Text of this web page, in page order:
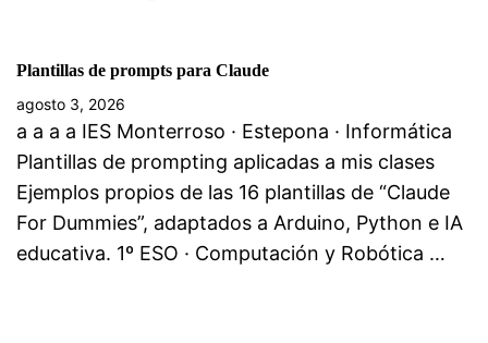
Plantillas de prompts para Claude
agosto 3, 2026
a a a a IES Monterroso · Estepona · Informática
Plantillas de prompting aplicadas a mis clases
Ejemplos propios de las 16 plantillas de “Claude
For Dummies”, adaptados a Arduino, Python e IA
educativa. 1º ESO · Computación y Robótica …